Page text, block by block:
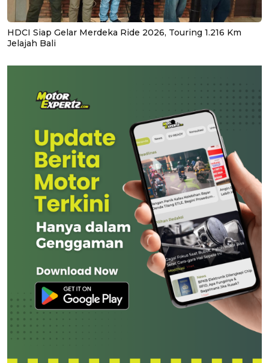
HDCI Siap Gelar Merdeka Ride 2026, Touring 1.216 Km
Jelajah Bali